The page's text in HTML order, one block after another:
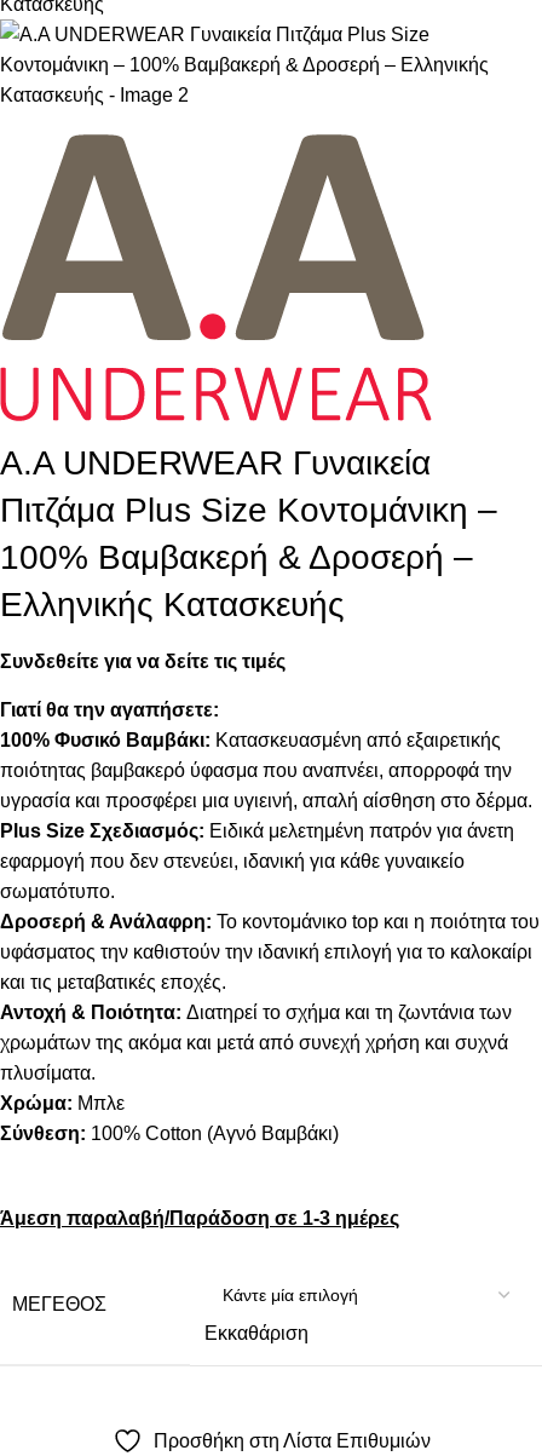
A.A UNDERWEAR Γυναικεία
Πιτζάμα Plus Size Κοντομάνικη –
100% Βαμβακερή & Δροσερή –
Ελληνικής Κατασκευής
Συνδεθείτε για να δείτε τις τιμές
Γιατί θα την αγαπήσετε:
100% Φυσικό Βαμβάκι: Κατασκευασμένη από εξαιρετικής
ποιότητας βαμβακερό ύφασμα που αναπνέει, απορροφά την
υγρασία και προσφέρει μια υγιεινή, απαλή αίσθηση στο δέρμα.
Plus Size Σχεδιασμός: Ειδικά μελετημένη πατρόν για άνετη
εφαρμογή που δεν στενεύει, ιδανική για κάθε γυναικείο
σωματότυπο.
Δροσερή & Ανάλαφρη: Το κοντομάνικο top και η ποιότητα του
υφάσματος την καθιστούν την ιδανική επιλογή για το καλοκαίρι
και τις μεταβατικές εποχές.
Αντοχή & Ποιότητα: Διατηρεί το σχήμα και τη ζωντάνια των
χρωμάτων της ακόμα και μετά από συνεχή χρήση και συχνά
πλυσίματα.
Χρώμα: Μπλε
Σύνθεση: 100% Cotton (Αγνό Βαμβάκι)
Άμεση παραλαβή/Παράδοση σε 1-3 ημέρες
ΜΈΓΕΘΟΣ
Εκκαθάριση
Προσθήκη στη Λίστα Επιθυμιών